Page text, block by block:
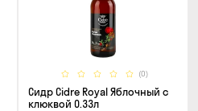
(0)
Сидр Cidre Royal Яблочный с
клюквой 0.33л